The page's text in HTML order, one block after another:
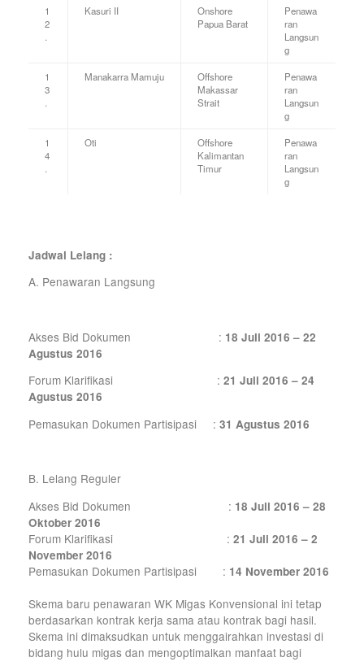
1
2
.
Kasuri II
Onshore
Papua Barat
Penawa
ran
Langsun
g
1
3
.
Manakarra Mamuju
Offshore
Makassar
Strait
Penawa
ran
Langsun
g
1
4
.
Oti
Offshore
Kalimantan
Timur
Penawa
ran
Langsun
g
Jadwal Lelang :
A. Penawaran Langsung
Akses Bid Dokumen : 18 Juli 2016 – 22
Agustus 2016
Forum Klarifikasi : 21 Juli 2016 – 24
Agustus 2016
Pemasukan Dokumen Partisipasi : 31 Agustus 2016
B. Lelang Reguler
Akses Bid Dokumen : 18 Juli 2016 – 28
Oktober 2016
Forum Klarifikasi : 21 Juli 2016 – 2
November 2016
Pemasukan Dokumen Partisipasi : 14 November 2016
Skema baru penawaran WK Migas Konvensional ini tetap
berdasarkan kontrak kerja sama atau kontrak bagi hasil.
Skema ini dimaksudkan untuk menggairahkan investasi di
bidang hulu migas dan mengoptimalkan manfaat bagi